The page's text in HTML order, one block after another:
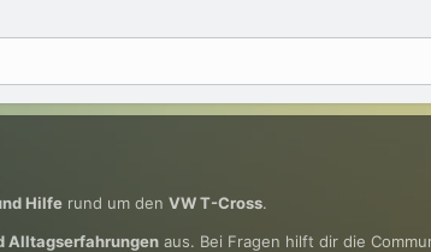
Hilfe rund um den VW T-Cross.
Alltagserfahrungen aus. Bei Fragen hilft dir die